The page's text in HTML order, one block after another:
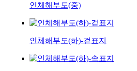
인체해부도(중)
인체해부도(하)-겉표지